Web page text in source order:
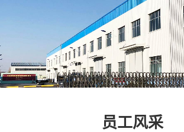
员工风采